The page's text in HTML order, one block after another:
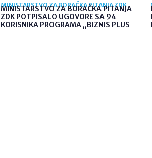
MINISTARSTVO ZA BORAČKA PITANJA ZDK
MINISTARSTVO ZA BORAČKA PITANJA
ZDK POTPISALO UGOVORE SA 94
KORISNIKA PROGRAMA „BIZNIS PLUS